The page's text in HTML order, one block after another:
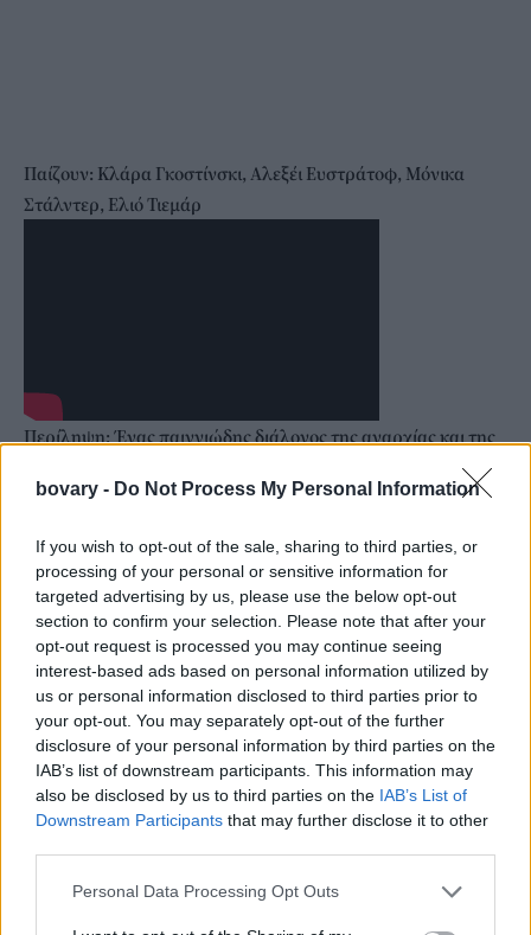
bovary - Do Not Process My Personal Information
If you wish to opt-out of the sale, sharing to third parties, or
processing of your personal or sensitive information for
targeted advertising by us, please use the below opt-out
section to confirm your selection. Please note that after your
opt-out request is processed you may continue seeing
interest-based ads based on personal information utilized by
us or personal information disclosed to third parties prior to
your opt-out. You may separately opt-out of the further
disclosure of your personal information by third parties on the
IAB’s list of downstream participants. This information may
also be disclosed by us to third parties on the IAB’s List of
Downstream Participants that may further disclose it to other
Personal Data Processing Opt Outs
Παίζουν: Κλάρα Γκοστίνσκι, Αλεξέι Ευστράτοφ, Μόνικα
Στάλντερ, Eλιό Τιεμάρ
Περίληψη: Ένας παιγνιώδης διάλογος της αναρχίας και της
ωρολογοποιίας σε μία ελβετική πόλη του 19ου αιώνα, με
επίκεντρο την συνάντηση μεταξύ του Πιότρ Κροπότκιν και
γυναικών, που εργάζονται σε ένα τοπικό εργοστάσιο.
Μια ιστορία έρωτα και αναρχίας από τον ανερχόμενο Ελβετό
Σιρίλ Σόιμπλιν.
Οι νέες τεχνολογίες εισβάλλουν στην ωρολογοποιία του 19ου
αιώνα στην Ελβετία. Η Ζοζεφίν, μια νεαρή εργάτρια το 1870,
έρχεται αντιμέτωπη με τις νέες μεθόδους διαχείρισης
χρημάτων, χρόνου και εργασίας. Στην πορεία, εμπλέκεται στο
τοπικό κίνημα των αναρχικών ωρολογοποιών και γνωρίζει τον
Ρώσο ταξιδιώτη και χαρτογράφο Πιοτρ Κροπότκιν.